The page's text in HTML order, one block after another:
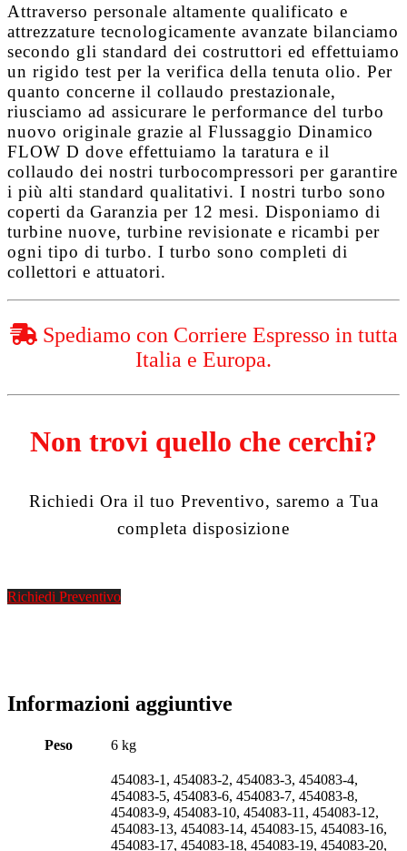
Attraverso personale altamente qualificato e
attrezzature tecnologicamente avanzate bilanciamo
secondo gli standard dei costruttori ed effettuiamo
un rigido test per la verifica della tenuta olio. Per
quanto concerne il collaudo prestazionale,
riusciamo ad assicurare le performance del turbo
nuovo originale grazie al Flussaggio Dinamico
FLOW D dove effettuiamo la taratura e il
collaudo dei nostri turbocompressori per garantire
i più alti standard qualitativi. I nostri turbo sono
coperti da Garanzia per 12 mesi. Disponiamo di
turbine nuove, turbine revisionate e ricambi per
ogni tipo di turbo. I turbo sono completi di
collettori e attuatori.
Spediamo con Corriere Espresso in tutta
Italia e Europa.
Non trovi quello che cerchi?
Richiedi Ora il tuo Preventivo, saremo a Tua
completa disposizione
Richiedi Preventivo
Informazioni aggiuntive
Peso 6 kg
454083-1, 454083-2, 454083-3, 454083-4,
454083-5, 454083-6, 454083-7, 454083-8,
454083-9, 454083-10, 454083-11, 454083-12,
454083-13, 454083-14, 454083-15, 454083-16,
454083-17, 454083-18, 454083-19, 454083-20,